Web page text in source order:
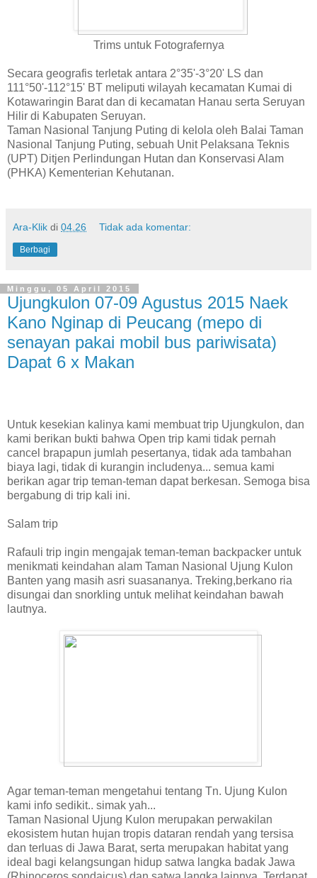
Trims untuk Fotografernya
Secara geografis terletak antara 2°35'-3°20' LS dan
111°50'-112°15' BT meliputi wilayah kecamatan Kumai di
Kotawaringin Barat dan di kecamatan Hanau serta Seruyan
Hilir di Kabupaten Seruyan.
Taman Nasional Tanjung Puting di kelola oleh Balai Taman
Nasional Tanjung Puting, sebuah Unit Pelaksana Teknis
(UPT) Ditjen Perlindungan Hutan dan Konservasi Alam
(PHKA) Kementerian Kehutanan.
Ara-Klik di 04.26 Tidak ada komentar:
Berbagi
Minggu, 05 April 2015
Ujungkulon 07-09 Agustus 2015 Naek
Kano Nginap di Peucang (mepo di
senayan pakai mobil bus pariwisata)
Dapat 6 x Makan
Untuk kesekian kalinya kami membuat trip Ujungkulon, dan
kami berikan bukti bahwa Open trip kami tidak pernah
cancel brapapun jumlah pesertanya, tidak ada tambahan
biaya lagi, tidak di kurangin includenya... semua kami
berikan agar trip teman-teman dapat berkesan. Semoga bisa
bergabung di trip kali ini.
Salam trip
Rafauli trip ingin mengajak teman-teman backpacker untuk
menikmati keindahan alam Taman Nasional Ujung Kulon
Banten yang masih asri suasananya. Treking,berkano ria
disungai dan snorkling untuk melihat keindahan bawah
lautnya.
Agar teman-teman mengetahui tentang Tn. Ujung Kulon
kami info sedikit.. simak yah...
Taman Nasional Ujung Kulon merupakan perwakilan
ekosistem hutan hujan tropis dataran rendah yang tersisa
dan terluas di Jawa Barat, serta merupakan habitat yang
ideal bagi kelangsungan hidup satwa langka badak Jawa